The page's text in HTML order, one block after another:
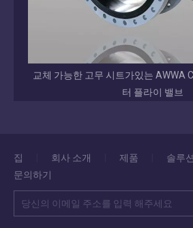
교체 가능한 고무 시트가있는 AWWA
터 플라이 밸브
집 회사 소개 제품 솔루션
문의하기